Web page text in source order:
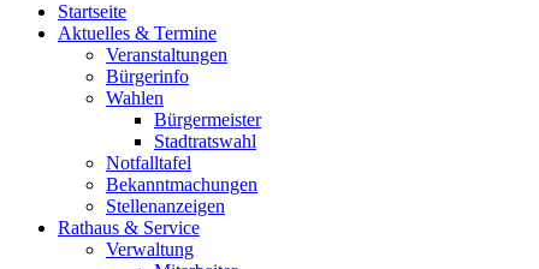
Startseite
Aktuelles & Termine
Veranstaltungen
Bürgerinfo
Wahlen
Bürgermeister
Stadtratswahl
Notfalltafel
Bekanntmachungen
Stellenanzeigen
Rathaus & Service
Verwaltung